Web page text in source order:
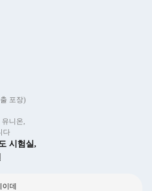
포장)
유니온,
다
시험실,
이데